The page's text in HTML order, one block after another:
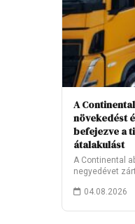
A
növekedést
befejezve a
átalakulást
A Continental
negyedévet
04.08.2026